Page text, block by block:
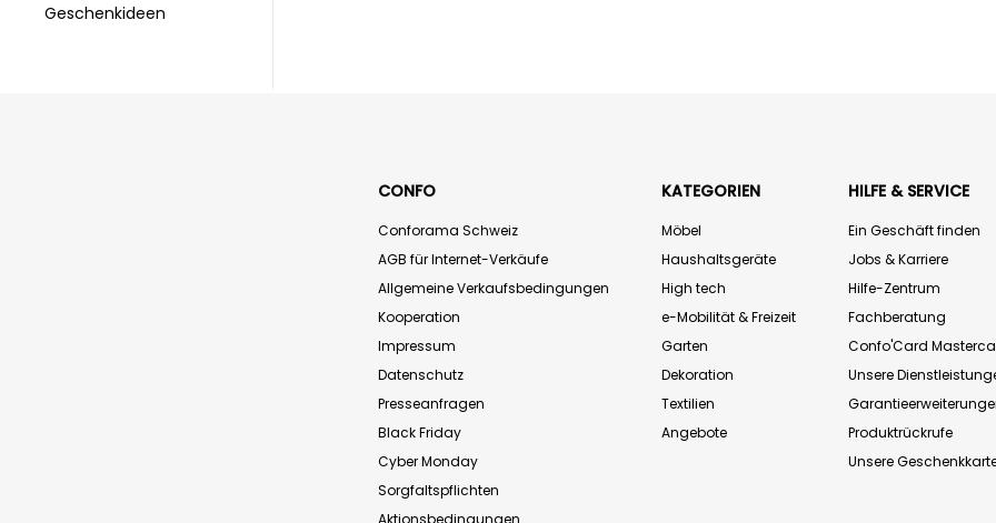
Geschenkideen
CONFO
Conforama Schweiz
AGB für Internet-Verkäufe
Allgemeine Verkaufsbedingungen
Kooperation
Impressum
Datenschutz
Presseanfragen
Black Friday
Cyber Monday
Sorgfaltspflichten
KATEGORIEN
Möbel
Haushaltsgeräte
High tech
e-Mobilität & Freizeit
Garten
Dekoration
Textilien
Angebote
HILFE & SERVICE
Ein Geschäft finden
Jobs & Karriere
Hilfe-Zentrum
Fachberatung
Confo'Card
Unsere
Produktrückrufe
Unsere